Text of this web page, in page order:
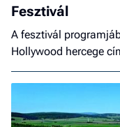
Fesztivál
A fesztivál
Hollywood hercege